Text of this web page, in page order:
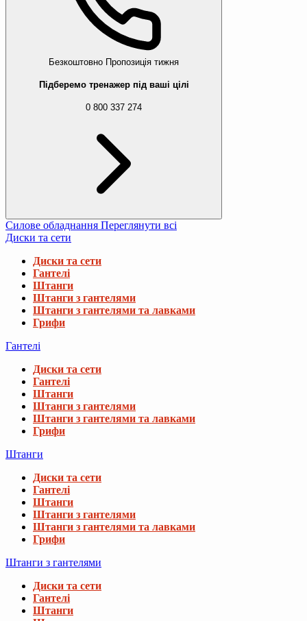
Безкоштовно Пропозиція тижня
Підберемо тренажер під ваші цілі
0 800 337 274
Силове обладнання Переглянути всі
Диски та сети
Диски та сети
Гантелі
Штанги
Штанги з гантелями
Штанги з гантелями та лавками
Грифи
Гантелі
Диски та сети
Гантелі
Штанги
Штанги з гантелями
Штанги з гантелями та лавками
Грифи
Штанги
Диски та сети
Гантелі
Штанги
Штанги з гантелями
Штанги з гантелями та лавками
Грифи
Штанги з гантелями
Диски та сети
Гантелі
Штанги